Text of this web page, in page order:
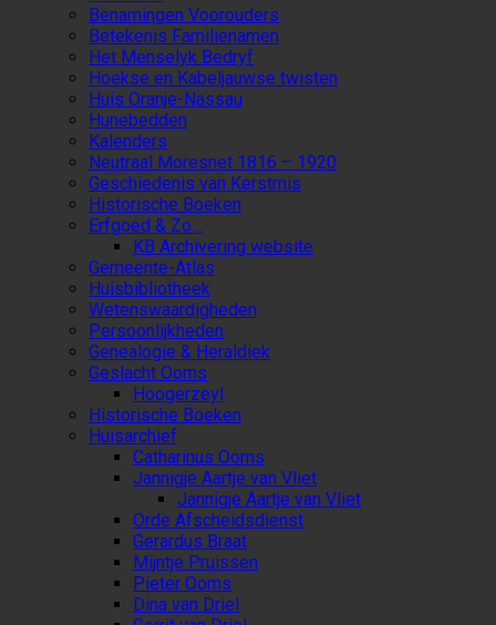
Benamingen Voorouders
Betekenis Familienamen
Het Menselyk Bedryf
Hoekse en Kabeljauwse twisten
Huis Oranje-Nassau
Hunebedden
Kalenders
Neutraal Moresnet 1816 – 1920
Geschiedenis van Kerstmis
Historische Boeken
Erfgoed & Zo…
KB Archivering website
Gemeente-Atlas
Huisbibliotheek
Wetenswaardigheden
Persoonlijkheden
Genealogie & Heraldiek
Geslacht Ooms
Hoogerzeyl
Historische Boeken
Huisarchief
Catharinus Ooms
Jannigje Aartje van Vliet
Jannigje Aartje van Vliet
Orde Afscheidsdienst
Gerardus Braat
Mijntje Pruissen
Pieter Ooms
Dina van Driel